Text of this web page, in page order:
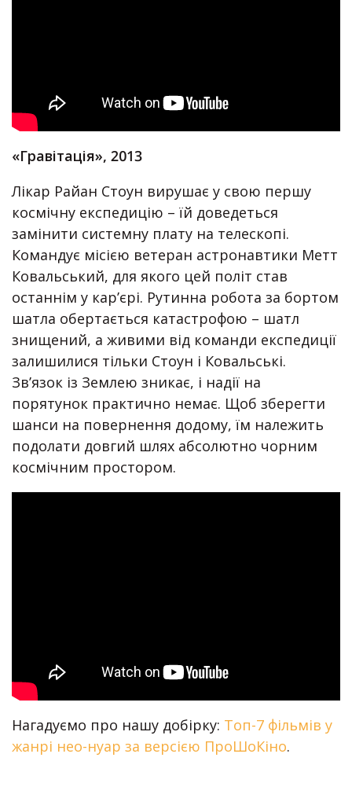
«Гравітація», 2013
Лікар Райан Стоун вирушає у свою першу
космічну експедицію – їй доведеться
замінити системну плату на телескопі.
Командує місією ветеран астронавтики Метт
Ковальський, для якого цей політ став
останнім у кар’єрі. Рутинна робота за бортом
шатла обертається катастрофою – шатл
знищений, а живими від команди експедиції
залишилися тільки Стоун і Ковальські.
Зв’язок із Землею зникає, і надії на
порятунок практично немає. Щоб зберегти
шанси на повернення додому, їм належить
подолати довгий шлях абсолютно чорним
космічним простором.
Нагадуємо про нашу добірку: Топ-7 фільмів у
жанрі нео-нуар за версією ПроШоКіно.